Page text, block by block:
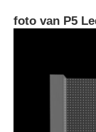
foto van P5